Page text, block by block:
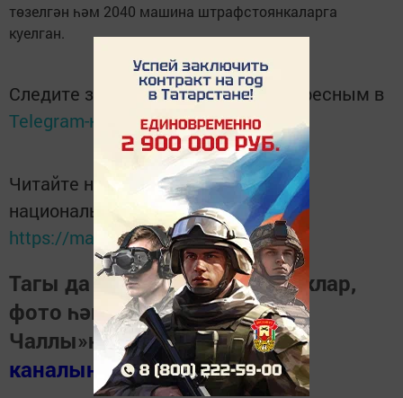
төзелгән һәм 2040 машина штрафстоянкаларга
куелган.
Следите за самым важным и интересным в
Telegram-каналеТатмедиа
Читайте новости Татарстана в
национальном мессенджере MАХ:
https://max.ru/tatmedia
Тагы да кызыклырак яңалыклар,
фото һәм видеолар «Шәһри
Чаллы»ныңMAX
каналында(язылыгыз).